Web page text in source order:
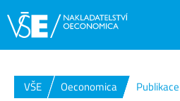
VŠE Oeconomica
Publikace